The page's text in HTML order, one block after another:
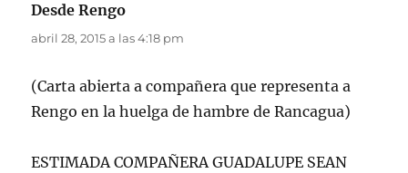
Desde Rengo
abril 28, 2015 a las 4:18 pm
(Carta abierta a compañera que representa a
Rengo en la huelga de hambre de Rancagua)
ESTIMADA COMPAÑERA GUADALUPE SEAN